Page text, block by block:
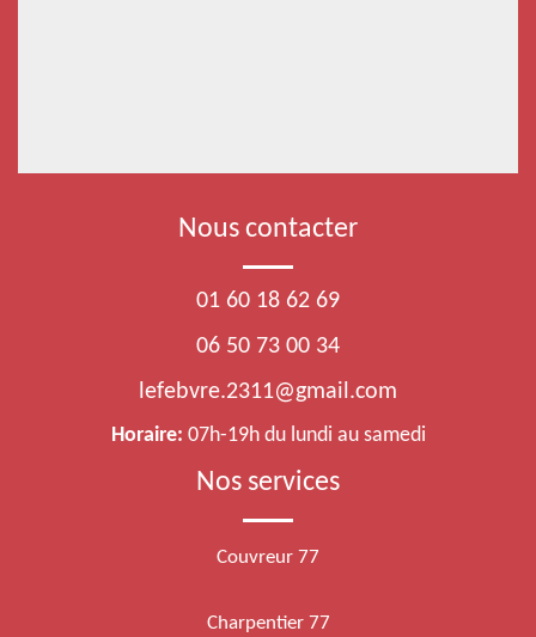
Nous contacter
01 60 18 62 69
06 50 73 00 34
lefebvre.2311@gmail.com
Horaire: 07h-19h du lundi au samedi
Nos services
Couvreur 77
Charpentier 77